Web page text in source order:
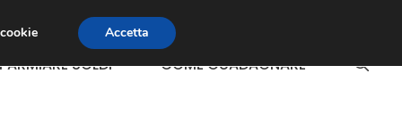
SOLDI COME GUADAGNARE
Accetta